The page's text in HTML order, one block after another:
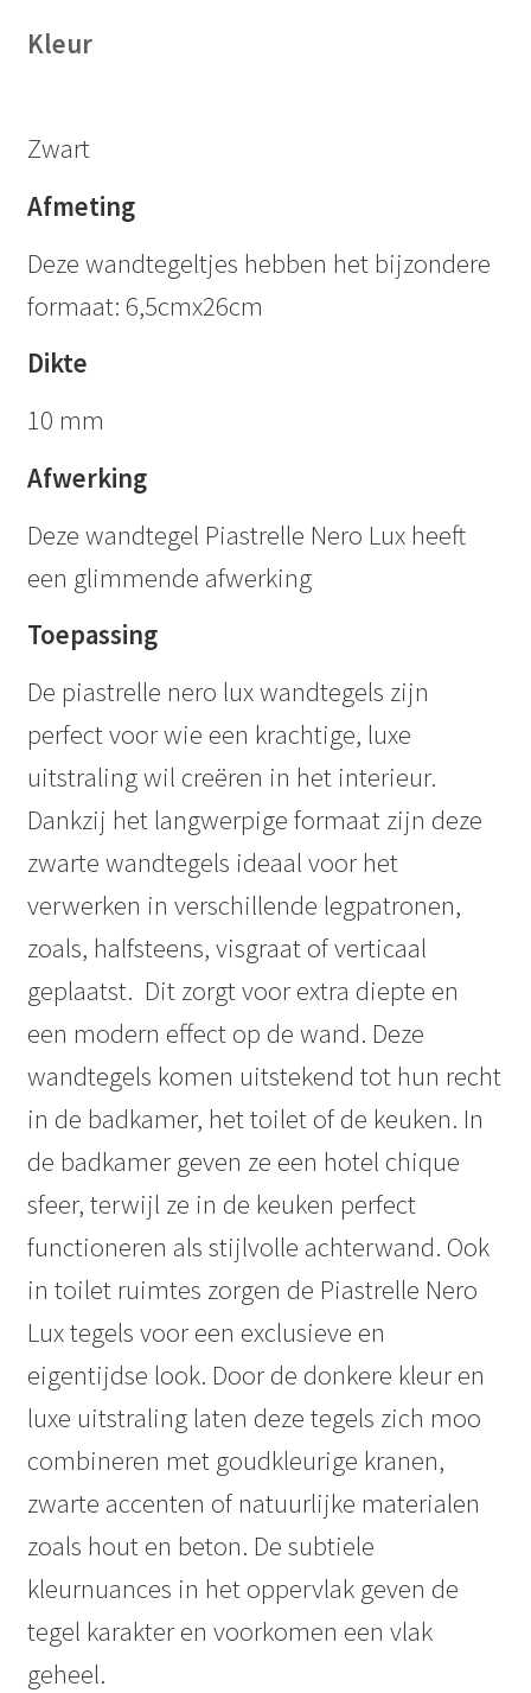
Kleur
Zwart
Afmeting
Deze wandtegeltjes hebben het bijzondere
formaat: 6,5cmx26cm
Dikte
10 mm
Afwerking
Deze wandtegel Piastrelle Nero Lux heeft
een glimmende afwerking
Toepassing
De piastrelle nero lux wandtegels zijn
perfect voor wie een krachtige, luxe
uitstraling wil creëren in het interieur.
Dankzij het langwerpige formaat zijn deze
zwarte wandtegels ideaal voor het
verwerken in verschillende legpatronen,
zoals, halfsteens, visgraat of verticaal
geplaatst. Dit zorgt voor extra diepte en
een modern effect op de wand. Deze
wandtegels komen uitstekend tot hun recht
in de badkamer, het toilet of de keuken. In
de badkamer geven ze een hotel chique
sfeer, terwijl ze in de keuken perfect
functioneren als stijlvolle achterwand. Ook
in toilet ruimtes zorgen de Piastrelle Nero
Lux tegels voor een exclusieve en
eigentijdse look. Door de donkere kleur en
luxe uitstraling laten deze tegels zich moo
combineren met goudkleurige kranen,
zwarte accenten of natuurlijke materialen
zoals hout en beton. De subtiele
kleurnuances in het oppervlak geven de
tegel karakter en voorkomen een vlak
geheel.